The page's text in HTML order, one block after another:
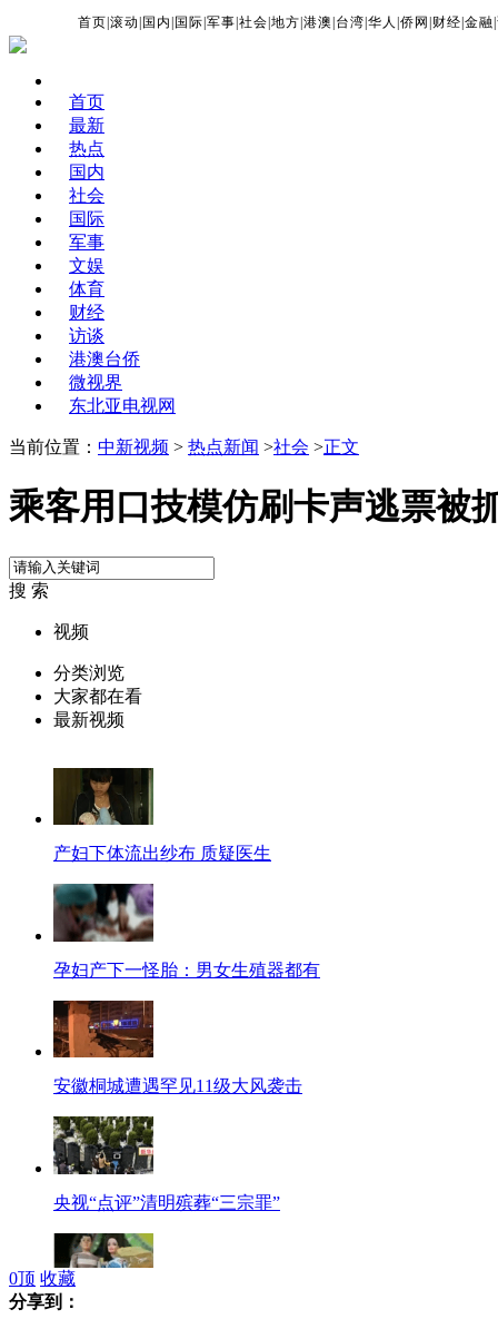
首页 |滚动 国内 国际 |军事 |社会 |地方 |港澳 台湾 |华人 |侨网 财经 |金融 |
首页
最新
热点
国内
社会
国际
军事
文娱
体育
财经
访谈
港澳台侨
微视界
东北亚电视网
当前位置： 中新视频 > 热点新闻 >社会 >正文
乘客用口技模仿刷卡声逃票被
搜 索
视频
分类浏览
大家都在看
最新视频
产妇下体流出纱布 质疑医生
孕妇产下一怪胎：男女生殖器都有
安徽桐城遭遇罕见11级大风袭击
央视“点评”清明殡葬“三宗罪”
0顶 收藏
分享到：